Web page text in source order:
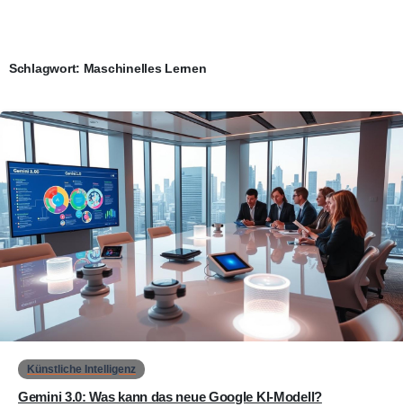
Schlagwort: Maschinelles Lernen
0
Künstliche Intelligenz
Gemini 3.0: Was kann das neue Google KI-Modell?